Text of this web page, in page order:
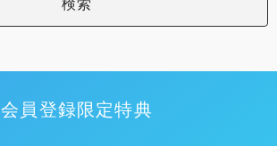
会員登録限定特典